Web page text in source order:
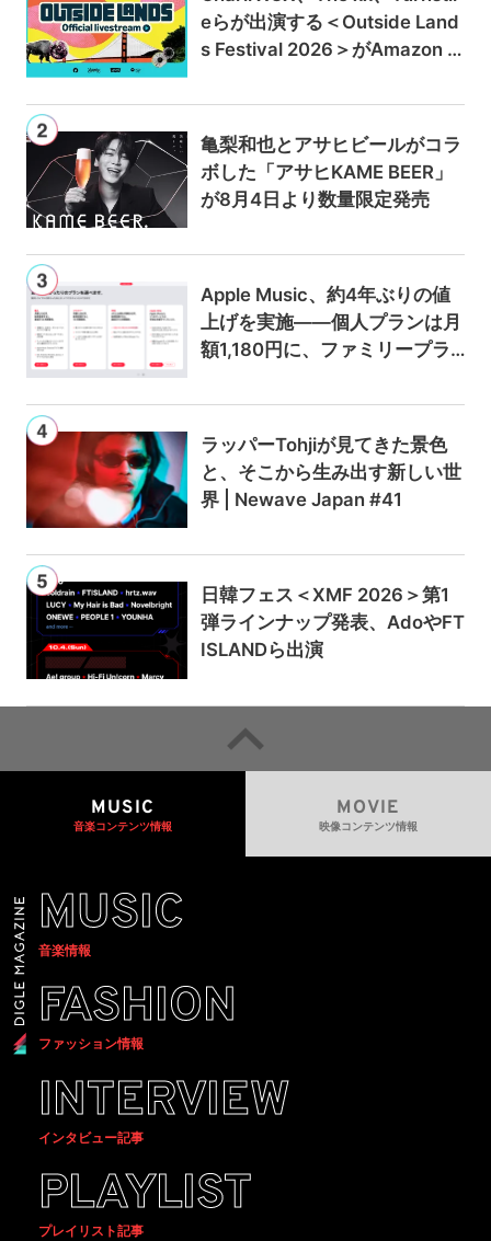
eらが出演する＜Outside Land
s Festival 2026＞がAmazon M
ブ配信
亀梨和也とアサヒビールがコラ
ボした「アサヒKAME BEER」
が8月4日より数量限定発売
Apple Music、約4年ぶりの値
上げを実施——個人プランは月
額1,180円に、ファミリープラ
ラッパーTohjiが見てきた景色
と、そこから生み出す新しい世
界 | Newave Japan #41
日韓フェス＜XMF 2026＞第1
弾ラインナップ発表、AdoやFT
ISLANDら出演
MUSIC
音楽コンテンツ情報
MOVIE
映像コンテンツ情報
MUSIC
音楽情報
FASHION
ファッション情報
INTERVIEW
インタビュー記事
PLAYLIST
プレイリスト記事